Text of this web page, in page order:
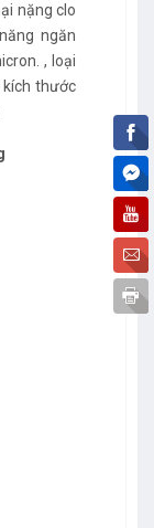
nặng clo
ngăn
, loại
kích thước